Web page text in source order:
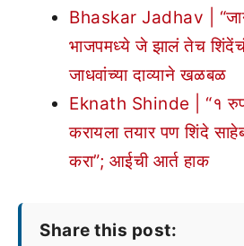
Bhaskar Jadhav |
भाजपमध्ये जे झालं तेच शिंदेंचं
जाधवांच्या दाव्याने खळबळ
Eknath Shinde | “१
करायला तयार पण शिंदे
करा”; आईची आर्त हाक
Share this post: